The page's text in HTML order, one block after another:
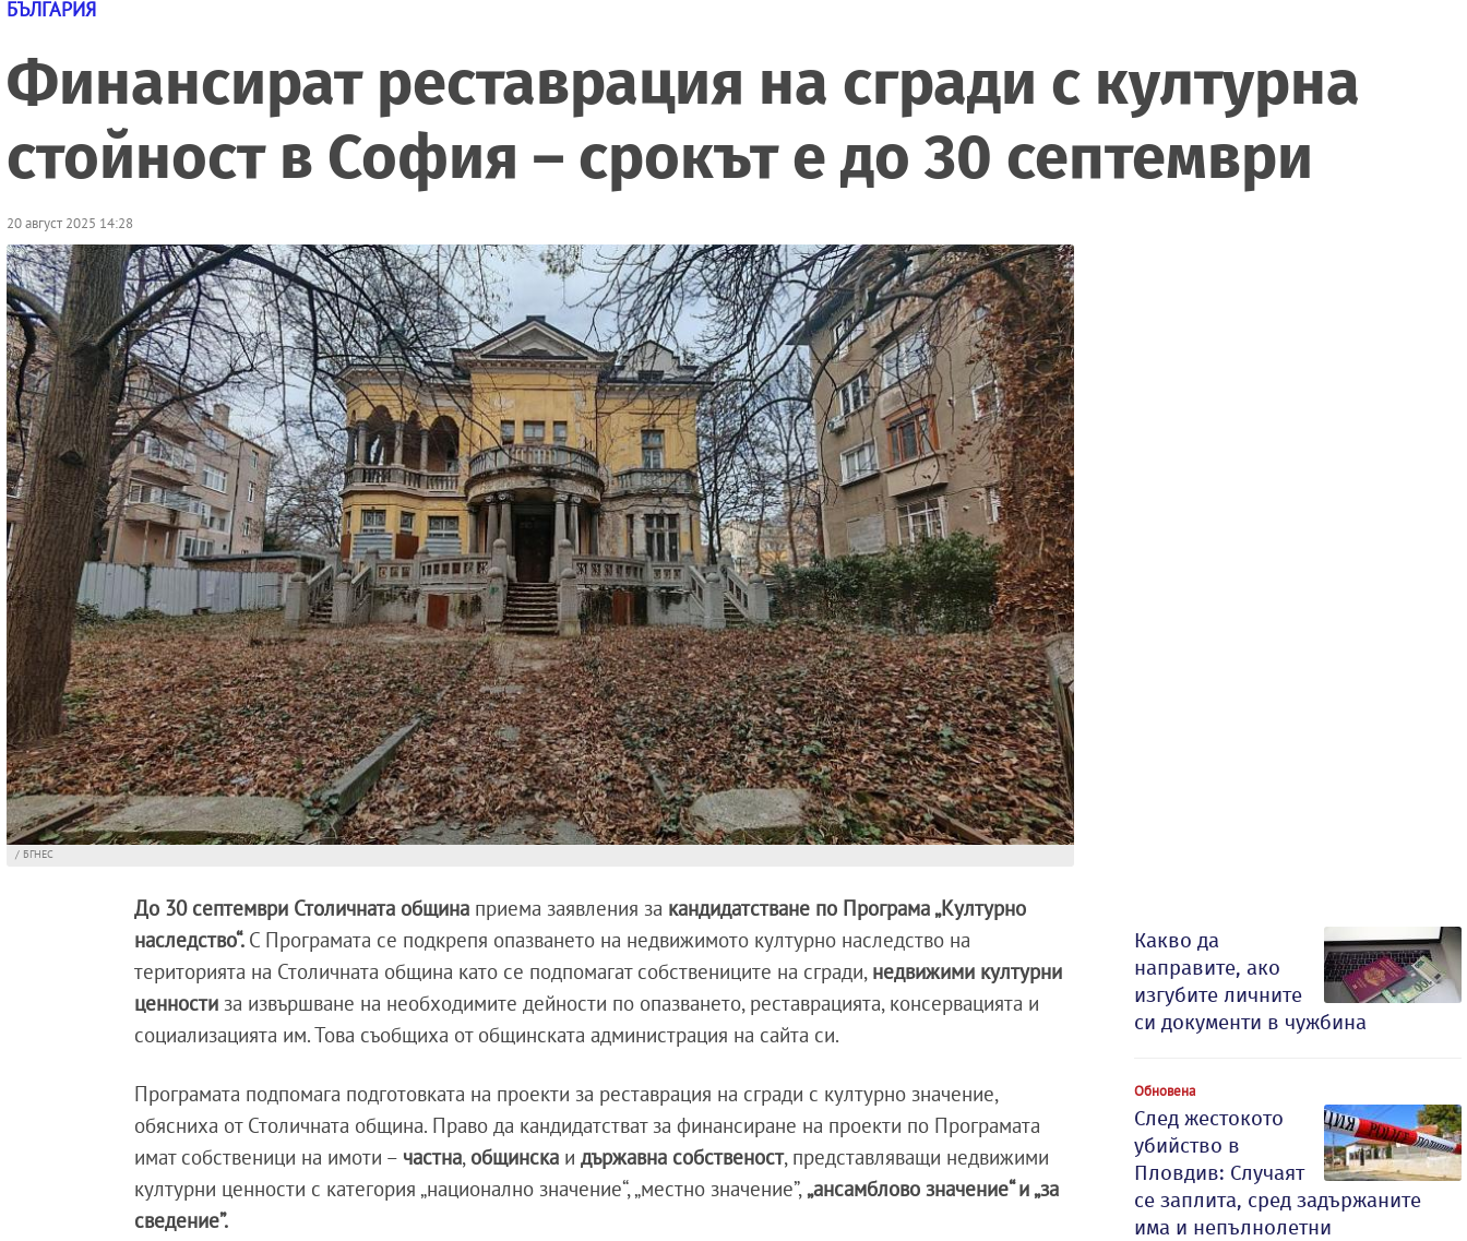
БЪЛГАРИЯ
Финансират реставрация на сгради с културна
стойност в София – срокът е до 30 септември
20 август 2025 14:28
/ БГНЕС
До 30 септември Столичната община приема заявления за кандидатстване по Програма „Културно
наследство“. С Програмата се подкрепя опазването на недвижимото културно наследство на
територията на Столичната община като се подпомагат собствениците на сгради, недвижими културни
ценности за извършване на необходимите дейности по опазването, реставрацията, консервацията и
социализацията им. Това съобщиха от общинската администрация на сайта си.
Програмата подпомага подготовката на проекти за реставрация на сгради с културно значение,
обясниха от Столичната община. Право да кандидатстват за финансиране на проекти по Програмата
имат собственици на имоти – частна, общинска идържавна собственост, представляващи недвижими
културни ценности с категория „национално значение“, „местно значение”,„ансамблово значение“ и „за
сведение”.
Какво да
направите, ако
изгубите личните
си документи в чужбина
Обновена
След жестокото
убийство в
Пловдив: Случаят
се заплита, сред задържаните
има и непълнолетни